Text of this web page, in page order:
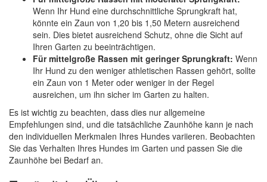
Wenn Ihr Hund eine durchschnittliche Sprungkraft hat,
könnte ein Zaun von 1,20 bis 1,50 Metern ausreichend
sein. Dies bietet ausreichend Schutz, ohne die Sicht auf
Ihren Garten zu beeinträchtigen.
Für mittelgroße Rassen mit geringer Sprungkraft: Wenn
Ihr Hund zu den weniger athletischen Rassen gehört, sollte
ein Zaun von 1 Meter oder weniger in der Regel
ausreichen, um ihn sicher im Garten zu halten.
Es ist wichtig zu beachten, dass dies nur allgemeine
Empfehlungen sind, und die tatsächliche Zaunhöhe kann je nach
den individuellen Merkmalen Ihres Hundes variieren. Beobachten
Sie das Verhalten Ihres Hundes im Garten und passen Sie die
Zaunhöhe bei Bedarf an.